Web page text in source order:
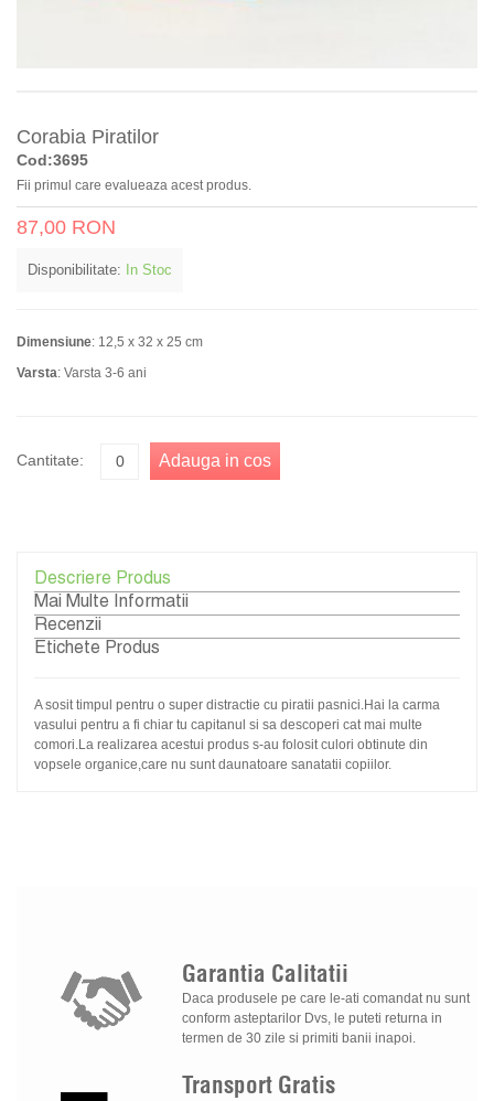
Corabia Piratilor
Cod:3695
Fii primul care evalueaza acest produs.
87,00 RON
Disponibilitate: In Stoc
Dimensiune: 12,5 x 32 x 25 cm
Varsta: Varsta 3-6 ani
Cantitate: Adauga in cos
Descriere Produs
Mai Multe Informatii
Recenzii
Etichete Produs
A sosit timpul pentru o super distractie cu piratii pasnici.Hai la carma
vasului pentru a fi chiar tu capitanul si sa descoperi cat mai multe
comori.La realizarea acestui produs s-au folosit culori obtinute din
vopsele organice,care nu sunt daunatoare sanatatii copiilor.
Garantia Calitatii
Daca produsele pe care le-ati comandat nu sunt
conform asteptarilor Dvs, le puteti returna in
termen de 30 zile si primiti banii inapoi.
Transport Gratis